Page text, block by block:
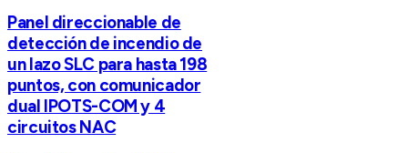
Panel direccionable de
detección de incendio de
un lazo SLC para hasta 198
puntos, con comunicador
dual IPOTS-COM y 4
circuitos NAC